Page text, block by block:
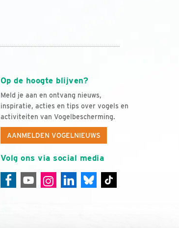
Op de hoogte blijven?
Meld je aan en ontvang nieuws,
inspiratie, acties en tips over vogels en
activiteiten van Vogelbescherming.
AANMELDEN VOGELNIEUWS
Volg ons via social media